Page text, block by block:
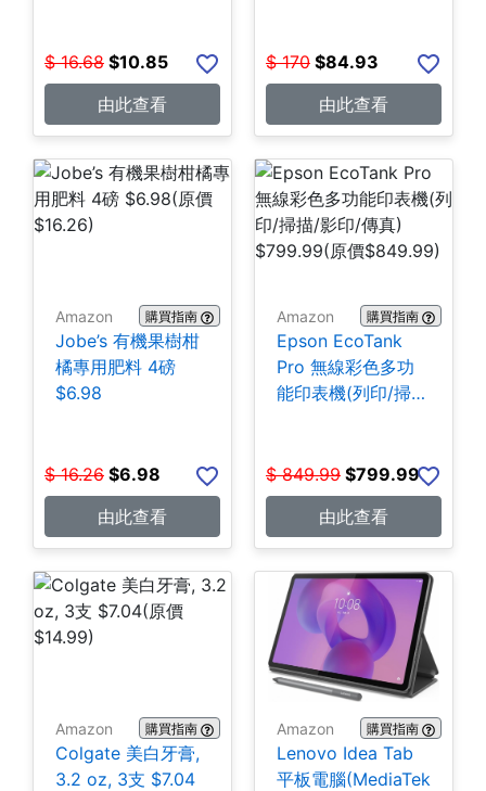
$ 16.68 $10.85
由此查看
$ 170 $84.93
由此查看
Amazon 購買指南
Jobe’s 有機果樹柑
橘專用肥料 4磅
$6.98
$ 16.26 $6.98
由此查看
Amazon 購買指南
Epson EcoTank
Pro 無線彩色多功
能印表機(列印/掃
$ 849.99 $799.99
由此查看
Amazon 購買指南
Colgate 美白牙膏,
3.2 oz, 3支 $7.04
Amazon 購買指南
Lenovo Idea Tab
平板電腦(MediaTek